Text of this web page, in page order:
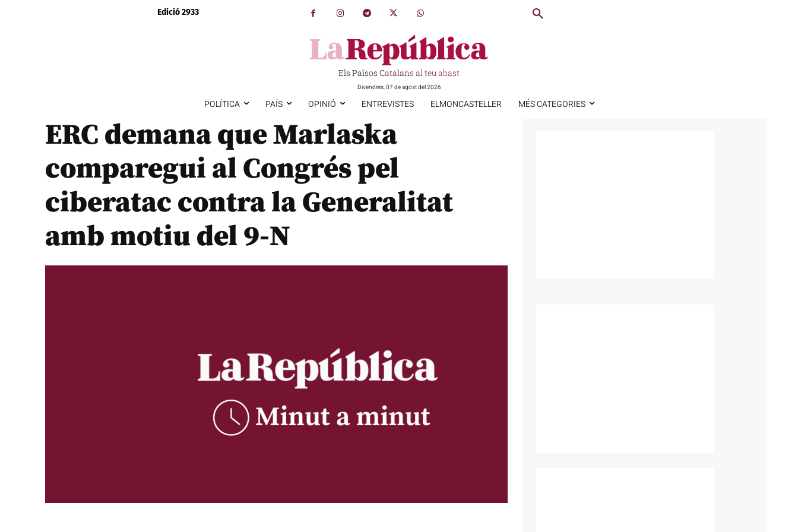
Edició 2933
Els Països Catalans al teu abast
Divendres, 07 de agost del 2026
POLÍTICA PAÍS OPINIÓ ENTREVISTES ELMONCASTELLER MÉS CATEGORIES
ERC demana que Marlaska
comparegui al Congrés pel
ciberatac contra la Generalitat
amb motiu del 9-N